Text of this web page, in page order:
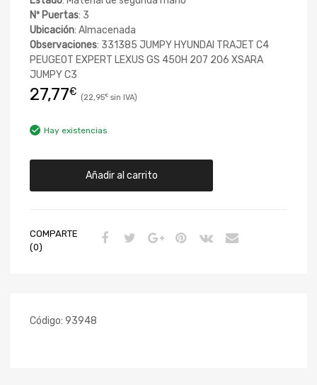
Nº Puertas: 3
Ubicación: Almacenada
Observaciones: 331385 JUMPY HYUNDAI TRAJET C4
PEUGEOT EXPERT LEXUS GS 450H 207 206 XSARA
JUMPY C3
27,77€ 22,95€
Hay existencias
Añadir al carrito
COMPARTE
(0)
Código: 93948